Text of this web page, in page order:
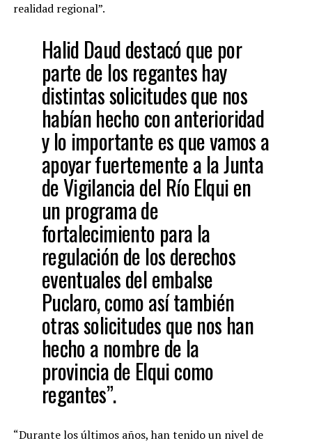
realidad regional”.
Halid Daud destacó que por
parte de los regantes hay
distintas solicitudes que nos
habían hecho con anterioridad
y lo importante es que vamos a
apoyar fuertemente a la Junta
de Vigilancia del Río Elqui en
un programa de
fortalecimiento para la
regulación de los derechos
eventuales del embalse
Puclaro, como así también
otras solicitudes que nos han
hecho a nombre de la
provincia de Elqui como
regantes”.
“Durante los últimos años, han tenido un nivel de